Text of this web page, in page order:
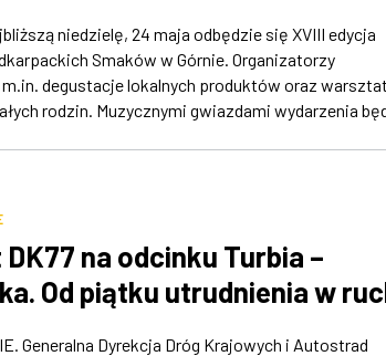
niedzielę, 24 maja odbędzie się XVIII edycja
Smaków w Górnie. Organizatorzy
degustacje lokalnych produktów oraz
rodzin. Muzycznymi gwiazdami wydarzenia
na odcinku Turbia –
Od piątku utrudnienia w
Generalna Dyrekcja Dróg Krajowych i Autostrad